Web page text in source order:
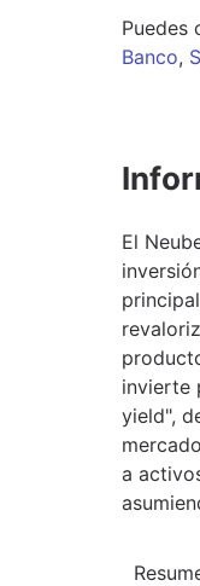
Puedes
Banco,
El
invierte
yield",
a